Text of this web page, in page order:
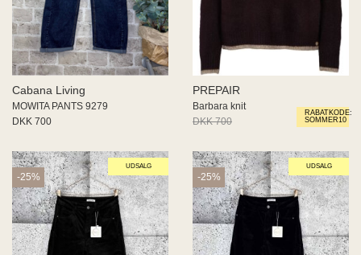
Cabana Living
MOWITA PANTS 9279
DKK 700
RABATKODE:
SOMMER10
PREPAIR
Barbara knit
DKK 700
DKK 560
UDSALG
-25%
UDSALG
-25%